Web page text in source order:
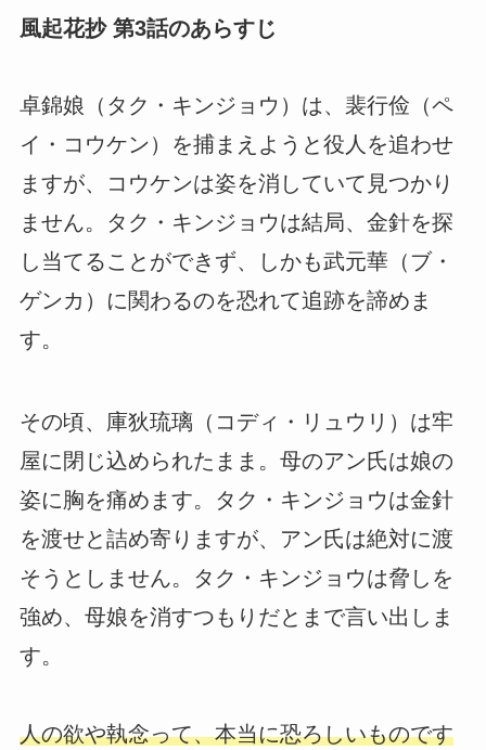
風起花抄 第3話のあらすじ
卓錦娘（タク・キンジョウ）は、裴行俭（ペ
イ・コウケン）を捕まえようと役人を追わせ
ますが、コウケンは姿を消していて見つかり
ません。タク・キンジョウは結局、金針を探
し当てることができず、しかも武元華（ブ・
ゲンカ）に関わるのを恐れて追跡を諦めま
す。
その頃、庫狄琉璃（コディ・リュウリ）は牢
屋に閉じ込められたまま。母のアン氏は娘の
姿に胸を痛めます。タク・キンジョウは金針
を渡せと詰め寄りますが、アン氏は絶対に渡
そうとしません。タク・キンジョウは脅しを
強め、母娘を消すつもりだとまで言い出しま
す。
人の欲や執念って、本当に恐ろしいものです